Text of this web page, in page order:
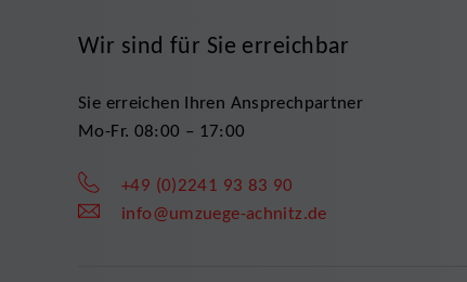
Wir sind für Sie erreichbar
Sie erreichen Ihren Ansprechpartner
Mo-Fr. 08:00 – 17:00
+49 (0)2241 93 83 90
info@umzuege-achnitz.de